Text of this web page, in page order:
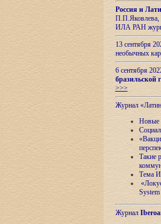
Россия и
П.П.Яковлева,
ИЛА РАН
13 сентября
необычных
6 сентября
бразильской
>>>
Журнал
Новые
Такие
Тема
Журнал